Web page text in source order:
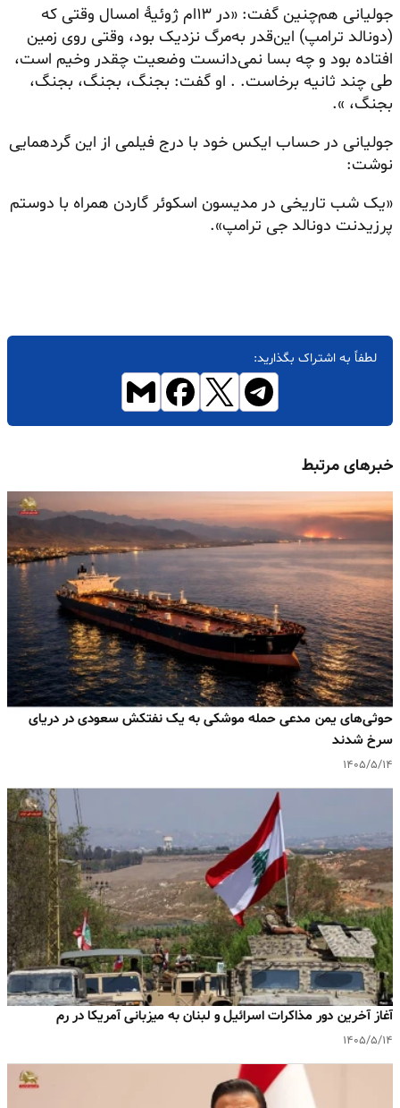
جولیانی هم‌چنین گفت: «در ۱۳ام ژوئیهٔ امسال وقتی که
(دونالد ترامپ) این‌قدر به‌مرگ نزدیک بود، وقتی روی زمین
افتاده بود و چه بسا نمی‌دانست وضعیت چقدر وخیم است،
طی چند ثانیه برخاست. . او گفت: بجنگ، بجنگ، بجنگ،
بجنگ، ».
جولیانی در حساب ایکس خود با درج فیلمی از این گردهمایی
نوشت:
«یک شب تاریخی در مدیسون اسکوئر گاردن همراه با دوستم
پرزیدنت دونالد جی ترامپ».
لطفاً به اشتراک بگذارید:
خبرهای مرتبط
حوثی‌های یمن مدعی حمله موشکی به یک نفتکش سعودی در دریای
سرخ شدند
۱۴۰۵/۵/۱۴
آغاز آخرین دور مذاکرات اسرائیل و لبنان به میزبانی آمریکا در رم
۱۴۰۵/۵/۱۴